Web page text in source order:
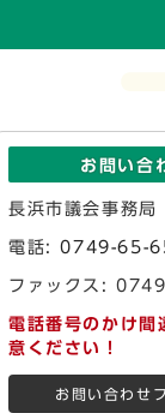
お問い合
長浜市議会事務局
電話:0749-65-
ファックス:
電話番号のかけ間
意ください！
お問い合わせ